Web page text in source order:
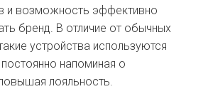
и возможность эффективно
бренд. В отличие от обычных
устройства используются
напоминая о
лояльность.